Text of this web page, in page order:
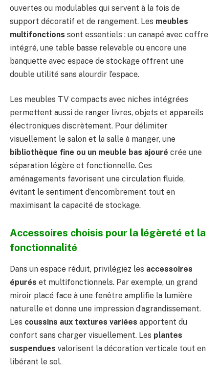
ouvertes ou modulables qui servent à la fois de
support décoratif et de rangement. Les meubles
multifonctions sont essentiels : un canapé avec coffre
intégré, une table basse relevable ou encore une
banquette avec espace de stockage offrent une
double utilité sans alourdir l’espace.
Les meubles TV compacts avec niches intégrées
permettent aussi de ranger livres, objets et appareils
électroniques discrètement. Pour délimiter
visuellement le salon et la salle à manger, une
bibliothèque fine ou un meuble bas ajouré crée une
séparation légère et fonctionnelle. Ces
aménagements favorisent une circulation fluide,
évitant le sentiment d’encombrement tout en
maximisant la capacité de stockage.
Accessoires choisis pour la légèreté et la
fonctionnalité
Dans un espace réduit, privilégiez les accessoires
épurés et multifonctionnels. Par exemple, un grand
miroir placé face à une fenêtre amplifie la lumière
naturelle et donne une impression d’agrandissement.
Les coussins aux textures variées apportent du
confort sans charger visuellement. Les plantes
suspendues valorisent la décoration verticale tout en
libérant le sol.